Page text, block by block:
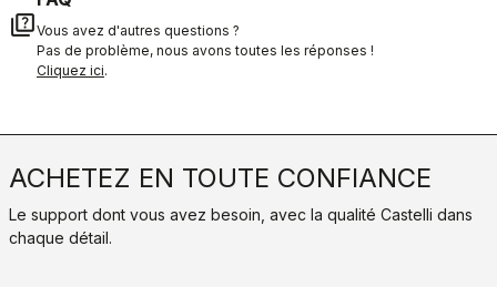
quizVous avez d'autres questions ?
Pas de problème, nous avons toutes les réponses !
Cliquez ici.
ACHETEZ EN TOUTE CONFIANCE
Le support dont vous avez besoin, avec la qualité Castelli dans
chaque détail.